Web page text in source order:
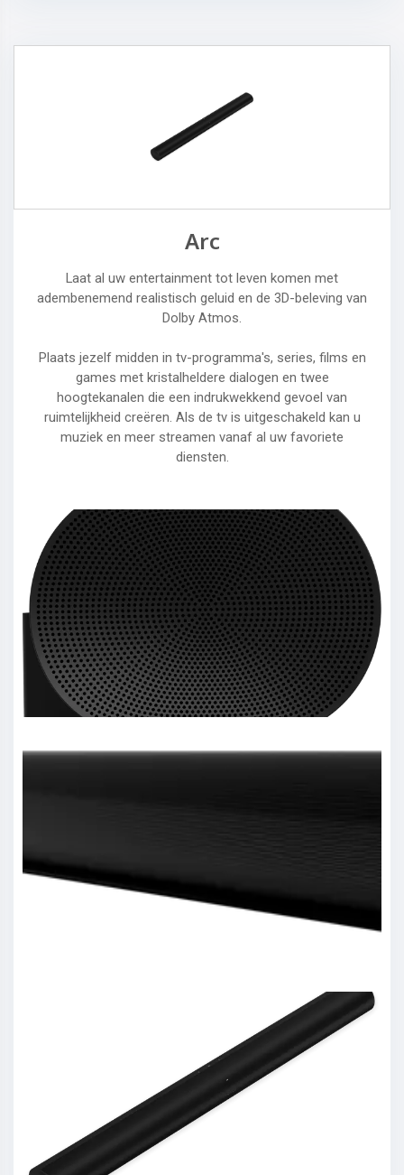
Arc
Laat al uw entertainment tot leven komen met
adembenemend realistisch geluid en de 3D-beleving van
Dolby Atmos.
Plaats jezelf midden in tv-programma's, series, films en
games met kristalheldere dialogen en twee
hoogtekanalen die een indrukwekkend gevoel van
ruimtelijkheid creëren. Als de tv is uitgeschakeld kan u
muziek en meer streamen vanaf al uw favoriete
diensten.